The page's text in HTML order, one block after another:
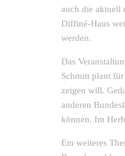
auch die aktuell
Diffiné-Haus
werden.
Das
Schmitt plant
zeigen will.
anderen
können. Im
Ein weiteres